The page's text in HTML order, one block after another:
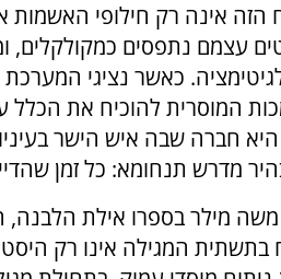
אינה רק חילופי האשמות
עצמם נתפסים כמקולקלים,
כאשר נציגי
המוסרית להוכיח את הכלל
חברה שבה איש הישר
מדרש תנחומא: כל זמן
מילר בספרו אילת
המגילה אינו רק